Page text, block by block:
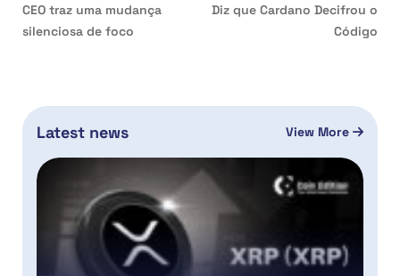
CEO traz uma mudança
silenciosa de foco
Diz que Cardano Decifrou o
Código
Latest news View More